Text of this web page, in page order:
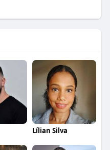
Lílian Silva